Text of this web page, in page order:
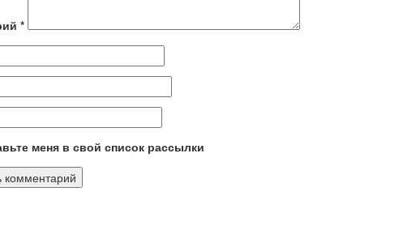
*
меня в свой список рассылки